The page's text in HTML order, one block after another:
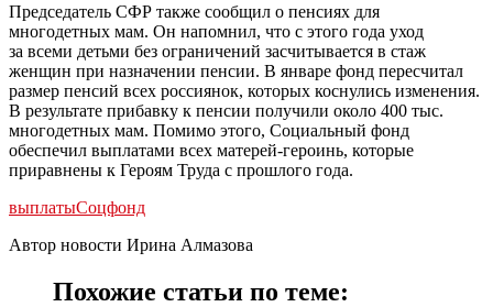
Председатель СФР также сообщил о пенсиях для
многодетных мам. Он напомнил, что с этого года уход
за всеми детьми без ограничений засчитывается в стаж
женщин при назначении пенсии. В январе фонд пересчитал
размер пенсий всех россиянок, которых коснулись изменения.
В результате прибавку к пенсии получили около 400 тыс.
многодетных мам. Помимо этого, Социальный фонд
обеспечил выплатами всех матерей-героинь, которые
приравнены к Героям Труда с прошлого года.
выплатыСоцфонд
Автор новости Ирина Алмазова
Похожие статьи по теме: